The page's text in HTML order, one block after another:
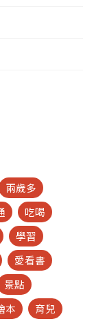
兩歲多
吃喝
學習
愛看書
景點
本
育兒